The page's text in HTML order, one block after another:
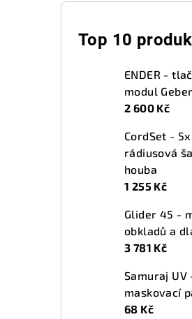
P
Top 10
ENDER -
modul
2 600 Kč
CordSet -
rádiusová
houba
1 255 Kč
Glider 45 -
obkladů a
3 781 Kč
Samuraj UV
maskovací
68 Kč